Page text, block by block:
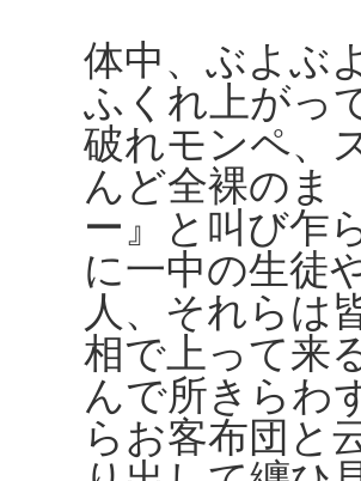
体中、ぶよぶ
ふくれ上がっ
破れモンペ、
んど全裸のま
ー』と叫び乍
に一中の生徒
人、それらは
相で上って来
んで所きらわ
らお客布団と